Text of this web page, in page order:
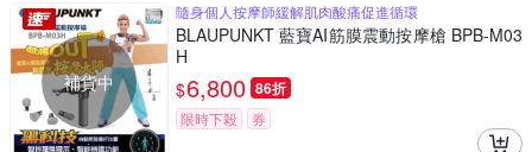
補貨中
隨身個人按摩師緩解肌肉酸痛促進循環
BLAUPUNKT 藍寶AI筋膜震動按摩槍 BPB-M03
H
$6,800 86折
限時下殺 券